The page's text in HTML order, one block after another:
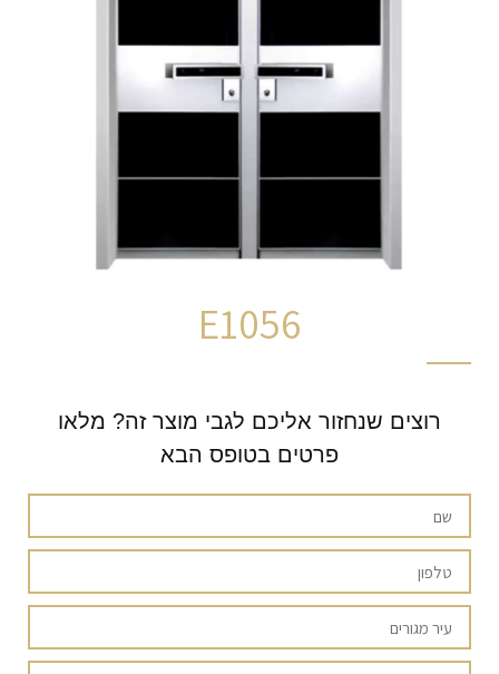
E1056
רוצים שנחזור אליכם לגבי מוצר זה? מלאו
פרטים בטופס הבא